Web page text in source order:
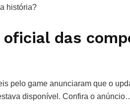
história?
das
pelo game anunciaram que o
disponível. Confira o